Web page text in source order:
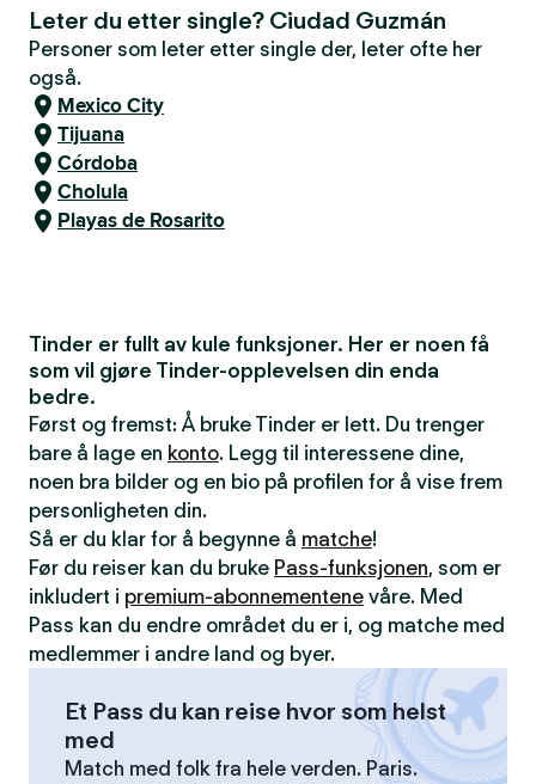
Leter du etter single? Ciudad Guzmán
Personer som leter etter single der, leter ofte her
også.
Mexico City
Tijuana
Córdoba
Cholula
Playas de Rosarito
Tinder er fullt av kule funksjoner. Her er noen få
som vil gjøre Tinder-opplevelsen din enda
bedre.
Først og fremst: Å bruke Tinder er lett. Du trenger
bare å lage en konto. Legg til interessene dine,
noen bra bilder og en bio på profilen for å vise frem
personligheten din.
Så er du klar for å begynne å matche!
Før du reiser kan du bruke Pass-funksjonen, som er
inkludert i premium-abonnementene våre. Med
Pass kan du endre området du er i, og matche med
medlemmer i andre land og byer.
Et Pass du kan reise hvor som helst
med
Match med folk fra hele verden. Paris.